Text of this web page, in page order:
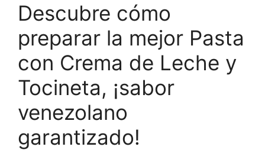
Descubre cómo
preparar la mejor Pasta
con Crema de Leche y
Tocineta, ¡sabor
venezolano
garantizado!